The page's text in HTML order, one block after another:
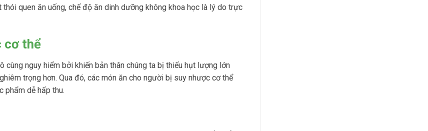
quen ăn uống, chế độ ăn dinh dưỡng không khoa học là lý do trực
cơ thể
cùng nguy hiểm bởi khiến bản thân chúng ta bị thiếu hụt lượng lớn
trọng hơn. Qua đó, các món ăn cho người bị suy nhược cơ thể
phẩm dễ hấp thu.